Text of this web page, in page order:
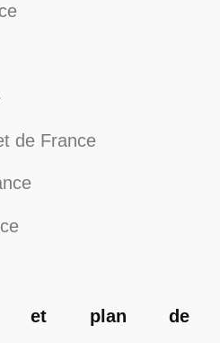
de France
et plan de